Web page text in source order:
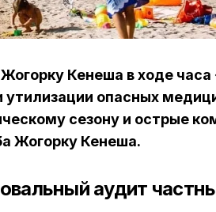
Кенеша в ходе
опасных
сезону и острые
Жогорку Кенеша.
аудит